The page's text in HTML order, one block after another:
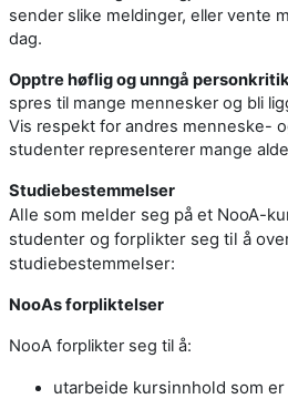
sender slike meldinger, eller vente
dag.
Opptre høflig og unngå
spres til mange mennesker og bli
Vis respekt for andres menneske-
studenter representerer mange
Studiebestemmelser
Alle som melder seg på et NooA-
studenter og forplikter seg til å
studiebestemmelser:
NooAs forpliktelser
NooA forplikter seg til å:
utarbeide kursinnhold som er